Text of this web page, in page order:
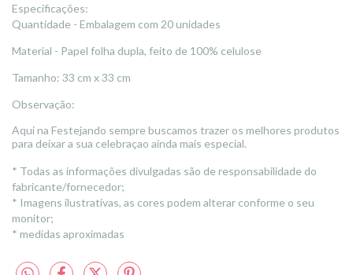
Especificações:
Quantidade - Embalagem com 20 unidades
Material - Papel folha dupla, feito de 100% celulose
Tamanho: 33 cm x 33 cm
Observação:
Aqui na Festejando sempre buscamos trazer os melhores produtos
para deixar a sua celebraçao ainda mais especial.
* Todas as informações divulgadas são de responsabilidade do
fabricante/fornecedor;
* Imagens ilustrativas, as cores podem alterar conforme o seu
monitor;
* medidas aproximadas